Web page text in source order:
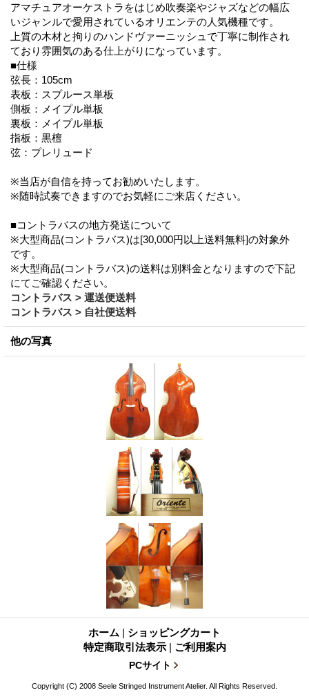
アマチュアオーケストラをはじめ吹奏楽やジャズなどの幅広
いジャンルで愛用されているオリエンテの人気機種です。
上質の木材と拘りのハンドヴァーニッシュで丁寧に制作され
ており雰囲気のある仕上がりになっています。
■仕様
弦長：105cm
表板：スプルース単板
側板：メイプル単板
裏板：メイプル単板
指板：黒檀
弦：プレリュード
※当店が自信を持ってお勧めいたします。
※随時試奏できますのでお気軽にご来店ください。
■コントラバスの地方発送について
※大型商品(コントラバス)は[30,000円以上送料無料]の対象外
です。
※大型商品(コントラバス)の送料は別料金となりますので下記
にてご確認ください。
コントラバス > 運送便送料
コントラバス > 自社便送料
他の写真
ホーム | ショッピングカート
特定商取引法表示 | ご利用案内
PCサイト
Copyright (C) 2008 Seele Stringed Instrument Atelier. All Rights Reserved.